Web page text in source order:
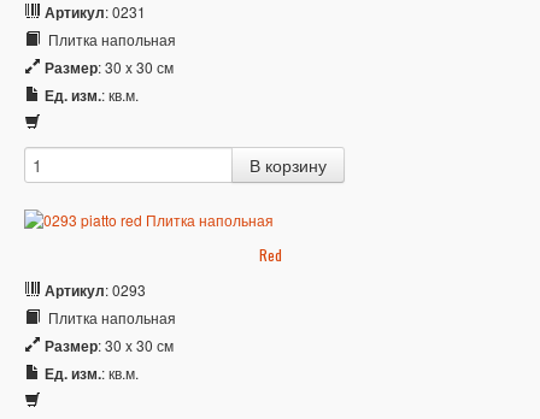
Артикул: 0231
Плитка напольная
Размер: 30 x 30 см
Ед. изм.: кв.м.
Red
Артикул: 0293
Плитка напольная
Размер: 30 x 30 см
Ед. изм.: кв.м.